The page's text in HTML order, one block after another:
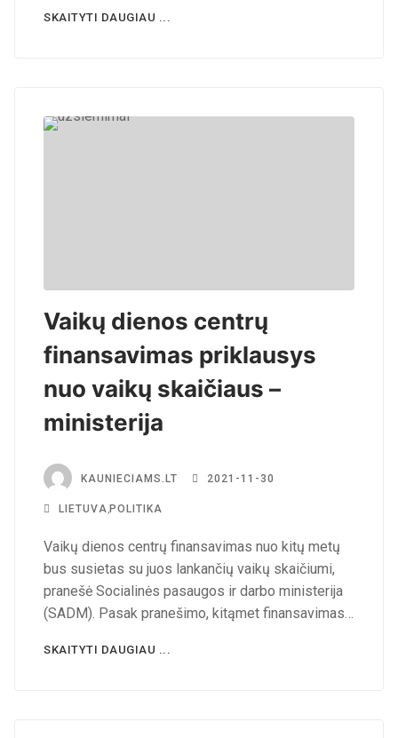
SKAITYTI DAUGIAU ...
Vaikų dienos centrų
finansavimas priklausys
nuo vaikų skaičiaus –
ministerija
KAUNIECIAMS.LT 2021-11-30
LIETUVA,POLITIKA
Vaikų dienos centrų finansavimas nuo kitų metų
bus susietas su juos lankančių vaikų skaičiumi,
pranešė Socialinės pasaugos ir darbo ministerija
(SADM). Pasak pranešimo, kitąmet finansavimas…
SKAITYTI DAUGIAU ...